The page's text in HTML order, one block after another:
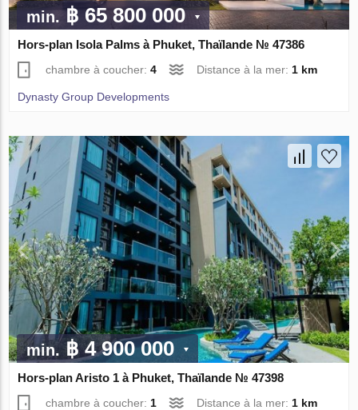
min.฿ 65 800 000
Hors-plan Isola Palms à Phuket, Thaïlande № 47386
chambre à coucher:4 Distance à la mer: 1 km
Dynasty Group Developments
min.฿ 4 900 000
Hors-plan Aristo 1 à Phuket, Thaïlande № 47398
chambre à coucher: 1 Distance à la mer: 1 km